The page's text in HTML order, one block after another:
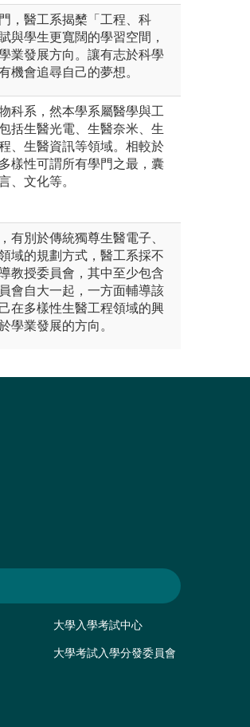
，醫工系揭櫫「工程、科
與學生更寬闊的學習空間，
業發展方向。讓有志於科學
機會追尋自己的夢想。
科系，然本學系屬醫學與工
括生醫光電、生醫奈米、生
、生醫資訊等領域。相較於
樣性可謂所有學門之最，囊
、文化等。
有別於傳統獨尊生醫電子、
域的規劃方式，醫工系採不
教授委員會，其中至少包含
會自大一起，一方面輔導該
在多樣性生醫工程領域的興
學業發展的方向。
大學入學考試中心
大學考試入學分發委員會